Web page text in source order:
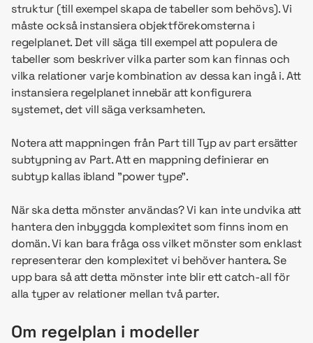
struktur (till exempel skapa de tabeller som behövs). Vi
måste också instansiera objektförekomsterna i
regelplanet. Det vill säga till exempel att populera de
tabeller som beskriver vilka parter som kan finnas och
vilka relationer varje kombination av dessa kan ingå i. Att
instansiera regelplanet innebär att konfigurera
systemet, det vill säga verksamheten.
Notera att mappningen från Part till Typ av part ersätter
subtypning av Part. Att en mappning definierar en
subtyp kallas ibland ”power type”.
När ska detta mönster användas? Vi kan inte undvika att
hantera den inbyggda komplexitet som finns inom en
domän. Vi kan bara fråga oss vilket mönster som enklast
representerar den komplexitet vi behöver hantera. Se
upp bara så att detta mönster inte blir ett catch-all för
alla typer av relationer mellan två parter.
Om regelplan i modeller